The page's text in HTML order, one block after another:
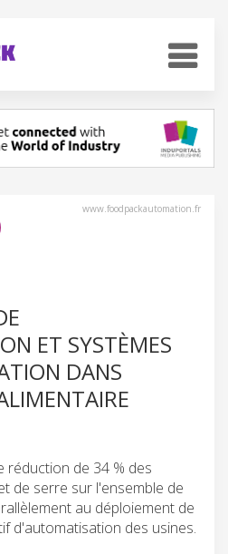
www.foodpackautomation.fr
ET SYSTÈMES
DANS
réduction de 34 % des
de serre sur l'ensemble de
au déploiement de
d'automatisation des usines.